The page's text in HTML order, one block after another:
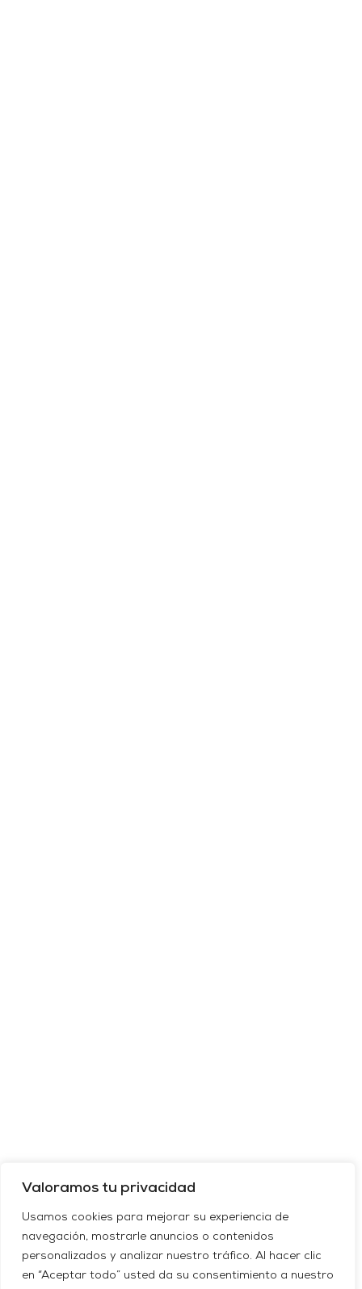
Valoramos tu privacidad
Usamos cookies para mejorar su experiencia de
navegación, mostrarle anuncios o contenidos
personalizados y analizar nuestro tráfico. Al hacer clic
en “Aceptar todo” usted da su consentimiento a nuestro